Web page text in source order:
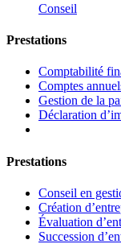
Conseil
Prestations
Comptabilité
Comptes
Gestion de la
Déclaration
Prestations
Conseil en
Création
Évaluation
Succession